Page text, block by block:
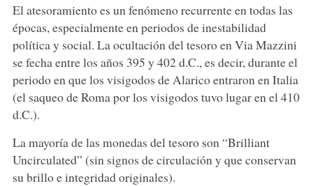
El atesoramiento es un fenómeno recurrente en todas las
épocas, especialmente en periodos de inestabilidad
política y social. La ocultación del tesoro en Via Mazzini
se fecha entre los años 395 y 402 d.C., es decir, durante el
periodo en que los visigodos de Alarico entraron en Italia
(el saqueo de Roma por los visigodos tuvo lugar en el 410
d.C.).
La mayoría de las monedas del tesoro son “Brilliant
Uncirculated” (sin signos de circulación y que conservan
su brillo e integridad originales).